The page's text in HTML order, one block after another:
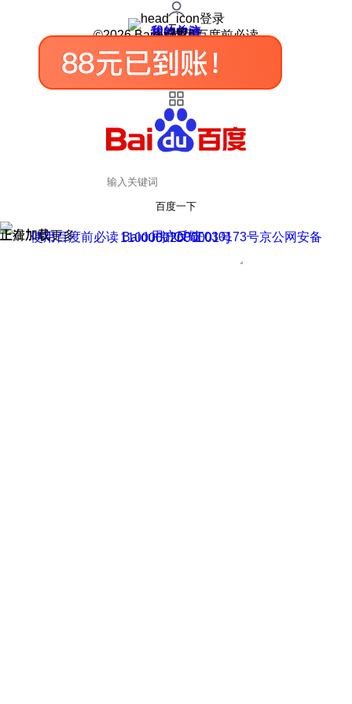
登录
我的关注
我的收藏
皮肤中心
用户反馈
设置
©2026 Baidu 使用百度前必读
百度一下
正在加载
上滑加载更多 用户反馈
使用百度前必读 Baidu 京ICP证030173号
京公网安备11000002000001号